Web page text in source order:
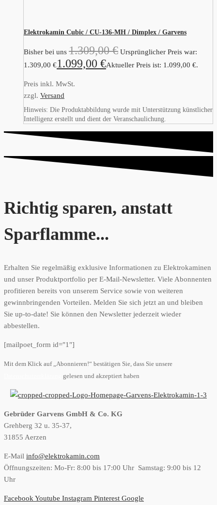
Elektrokamin Cubic / CU-136-MH / Dimplex / Garvens
Bisher bei uns 1.309,00€ Ursprünglicher Preis war:
1.309,00 €1.099,00 €Aktueller Preis ist: 1.099,00 €.
Preis inkl. MwSt.
zzgl. Versand
Hinweis: Die Produktabbildung wurde mit Unterstützung künstlicher
Intelligenz erstellt und dient der Veranschaulichung.
Richtig sparen, anstatt
Sparflamme...
Erhalten Sie regelmäßig exklusive Informationen zu Elektrokaminen
und unser Produktportfolio per E-Mail-Newsletter. Viele Abonnenten
profitieren bereits von unserem Service sowie von weiteren
gewinnbringenden Vorteilen. Melden Sie sich jetzt an und bleiben
Sie up-to-date! Sie können den Newsletter jederzeit wieder
abbestellen.
[mailpoet_form id="1"]
Mit dem Klick auf „Abonnieren!“ bestätigen Sie, dass Sie unsere
gelesen und akzeptiert haben
Gebrüder Garvens GmbH & Co. KG
Grehberg 32 u. 35-37,
31855 Aerzen
E-Mail info@elektrokamin.com
Öffnungszeiten: Mo-Fr: 8:00 bis 17:00 Uhr Samstag: 9:00 bis 12
Uhr
Facebook Youtube Instagram Pinterest Google